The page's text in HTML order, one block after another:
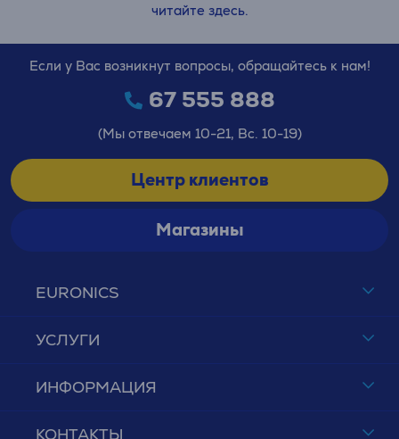
читайте здесь.
EURONICS
УСЛУГИ
ИНФОРМАЦИЯ
КОНТАКТЫ
Если у Вас возникнут вопросы, обращайтесь к нам!
67 555 888
(Мы отвечаем 10-21, Вс. 10-19)
Центр клиентов
Магазины